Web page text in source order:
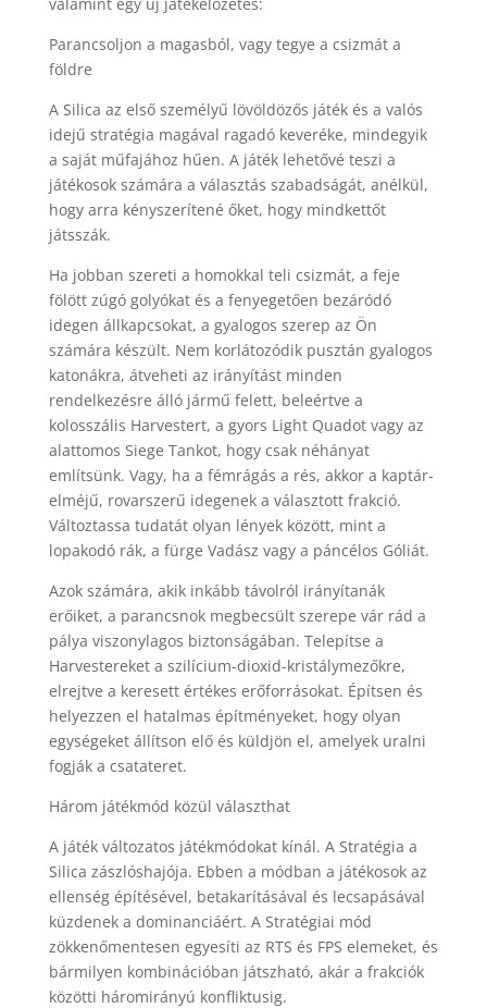
Parancsoljon a magasból, vagy tegye a csizmát a
földre
A Silica az első személyű lövöldözős játék és a valós
idejű stratégia magával ragadó keveréke, mindegyik
a saját műfajához hűen. A játék lehetővé teszi a
játékosok számára a választás szabadságát, anélkül,
hogy arra kényszerítené őket, hogy mindkettőt
játsszák.
Ha jobban szereti a homokkal teli csizmát, a feje
fölött zúgó golyókat és a fenyegetően bezáródó
idegen állkapcsokat, a gyalogos szerep az Ön
számára készült. Nem korlátozódik pusztán gyalogos
katonákra, átveheti az irányítást minden
rendelkezésre álló jármű felett, beleértve a
kolosszális Harvestert, a gyors Light Quadot vagy az
alattomos Siege Tankot, hogy csak néhányat
említsünk. Vagy, ha a fémrágás a rés, akkor a kaptár-
elméjű, rovarszerű idegenek a választott frakció.
Változtassa tudatát olyan lények között, mint a
lopakodó rák, a fürge Vadász vagy a páncélos Góliát.
Azok számára, akik inkább távolról irányítanák
erőiket, a parancsnok megbecsült szerepe vár rád a
pálya viszonylagos biztonságában. Telepítse a
Harvestereket a szilícium-dioxid-kristálymezőkre,
elrejtve a keresett értékes erőforrásokat. Építsen és
helyezzen el hatalmas építményeket, hogy olyan
egységeket állítson elő és küldjön el, amelyek uralni
fogják a csatateret.
Három játékmód közül választhat
A játék változatos játékmódokat kínál. A Stratégia a
Silica zászlóshajója. Ebben a módban a játékosok az
ellenség építésével, betakarításával és lecsapásával
küzdenek a dominanciáért. A Stratégiai mód
zökkenőmentesen egyesíti az RTS és FPS elemeket, és
bármilyen kombinációban játszható, akár a frakciók
közötti háromirányú konfliktusig.